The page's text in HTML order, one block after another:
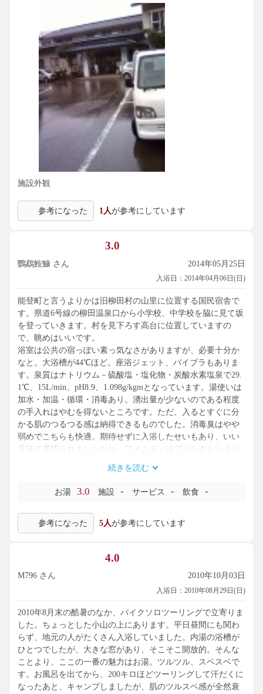
施設外観
参考になった 1人が参考にしています
3.0
鸚鵡鮟鱇 さん 2014年05月25日
入浴日：2014年04月06日(日)
能登町と言うよりかは旧柳田村の山里に位置する国民宿舎で
す。県道6号線の柳田温泉口から小学校、中学校を脇に見て坂
を登っていきます。村を見下ろす高台に位置していますの
で、眺めはいいです。
浴室は公共の宿っぽい素っ気なさがありますが、必要十分か
なと。大浴槽が44℃ほど。座浴ジェット、バイブラもありま
す。泉質はナトリウム－硫酸塩・塩化物・炭酸水素塩泉で29.
1℃、15L/min、pH8.9、1.098g/kgmとなっています。湯使いは
加水・加温・循環・消毒あり。湧出量が少ないのである程度
の手入れはやむを得ないところです。ただ、入るとすぐに分
かる肌のつるつる感は納得できるものでした。消毒臭はやや
弱めでこちらも快適。期待せずに入浴したせいもあり、いい
意味で裏切られましたかね。アメニティはプリングというと
湯温も高いのですが、浴室の湿気の抜けも悪く、浴室にいる
だけで軽くスチームサウナ状態になっていました。汗の噴き
出しが止まらなかったです。もう少し空気の出し入れとかで
続きを読む
お湯 3.0 施設 - サービス - 飲食 -
参考になった 5人が参考にしています
4.0
M796 さん 2010年10月03日
入浴日：2010年08月29日(日)
2010年8月末の酷暑のなか、バイクソロツーリングで立寄りま
した。ちょっとした小山の上にあります。平日昼間にも関わ
らず、地元の人がたくさん入浴していました。内湯の浴槽が
ひとつでしたが、大きな窓があり、そこそこ開放的。そんな
ことより、ここの一番の魅力はお湯。ツルツル、スベスベで
す。お風呂を出てから、200キロほどツーリングして汗だくに
なったあと、キャンプしましたが、肌のツルスベ感が全然衰